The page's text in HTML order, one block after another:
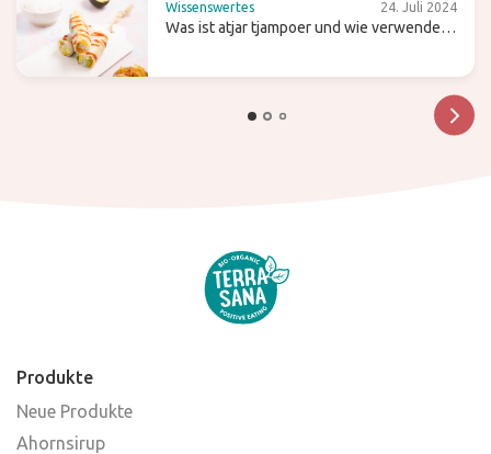
Wissenswertes 24. Juli 2024
Was ist atjar tjampoer und wie verwendest
Produkte
Neue Produkte
Ahornsirup